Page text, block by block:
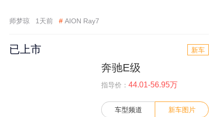
师梦琼 1天前 # AION Ray7
已上市 新车
奔驰E级
指导价： 44.01-56.95万
车型频道 新车图片